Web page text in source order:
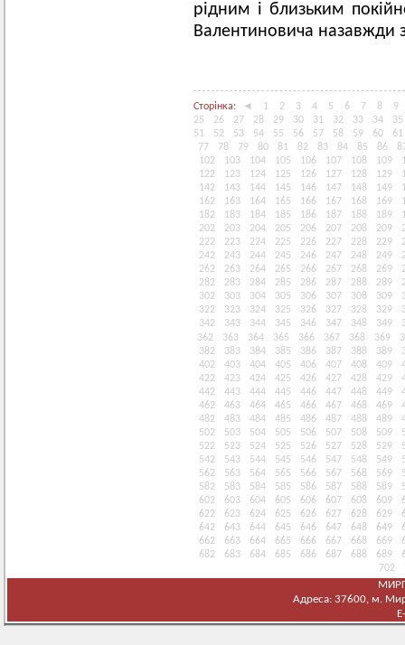
рідним і близьким
Валентиновича назавжди
Сторінка: ◄ 1 2 3 4 5 6 7 8
9
25
26 27 28 29 30 31 32 33 34
35
51
52 53 54 55 56 57 58 59 60
61
77
78 79 80 81 82 83 84 85 86
102
103 104 105 106 107 108 109
122
123 124 125 126 127 128 129
142
143 144 145 146 147 148 149
162
163 164 165 166 167 168 169
182
183 184 185 186 187 188 189
202
203 204 205 206 207 208 209
222
223 224 225 226 227 228 229
242
243 244 245 246 247 248 249
262
263 264 265 266 267 268 269
282
283 284 285 286 287 288 289
302
303 304 305 306 307 308 309
322
323 324 325 326 327 328 329
342
343 344 345 346 347 348 349
362
363 364 365 366 367 368 369
382
383 384 385 386 387 388 389
402
403 404 405 406 407 408 409
422
423 424 425 426 427 428 429
442
443 444 445 446 447 448 449
462
463 464 465 466 467 468 469
482
483 484 485 486 487 488 489
502
503 504 505 506 507 508 509
522
523 524 525 526 527 528 529
542
543 544 545 546 547 548 549
562
563 564 565 566 567 568 569
582
583 584 585 586 587 588 589
602
603 604 605 606 607 608 609
622
623 624 625 626 627 628 629
642
643 644 645 646 647 648 649
662
663 664 665 666 667 668 669
682
683 684 685 686 687 688 689
702
Адреса: 37600, м.